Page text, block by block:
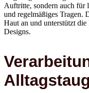
Haut an und unterstützt
Designs.
Für Neukunden ist der